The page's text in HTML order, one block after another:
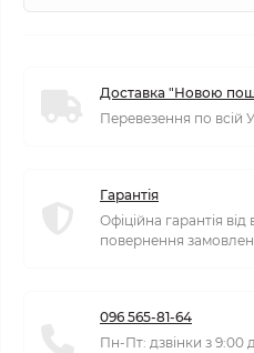
Доставка "Новою
Перевезення по всій
Гарантія
Офіційна гарантія
повернення
096 565-81-64
Пн-Пт: дзвінки з